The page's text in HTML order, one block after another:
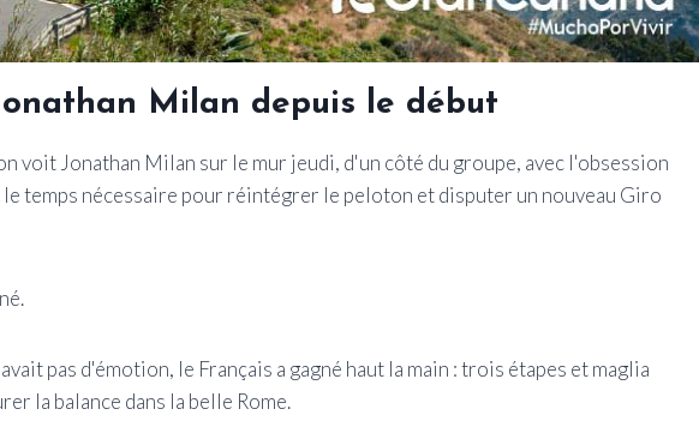
Milan depuis le début
voit Jonathan Milan sur le mur jeudi, d'un côté du groupe, avec l'obsession
temps nécessaire pour réintégrer le peloton et disputer un nouveau Giro
pas d'émotion, le Français a gagné haut la main : trois étapes et maglia
la balance dans la belle Rome.